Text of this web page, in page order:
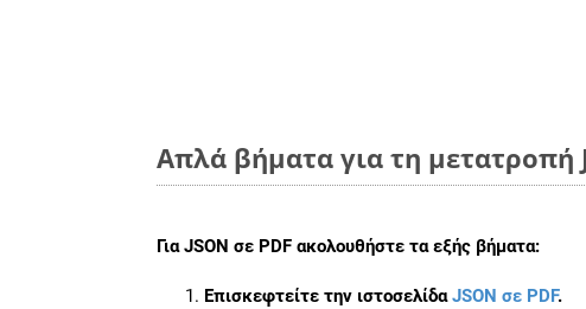
Απλά βήματα για τη μετατροπή
ΓιαJSON σε PDF ακολουθήστε τα εξής βήματα:
Επισκεφτείτε την ιστοσελίδαJSON σε PDF.